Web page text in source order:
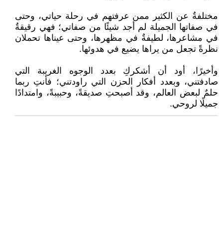
مختلفةٌ عن الكثير ممن عرفتهم في رحلة حياتي، وحتى
في صفاتها الجميلة لم أجد شيئًا من صفاتي؛ فهي رقيقةٌ
في مشاعرها، لطيفةٌ في مظهرها، وحتى عيناها تحملان
نظرةً تجعل من يراها يضيع في هدوئها.
وأخيرًا، أود أن أشكركِ بعدد الوجوه الغريبة التي
صادفتني، وبعدد أفكار الحزن التي راودتني؛ فأنتِ ربما
حلمٌ لبعض العالم، وقد أصبحتِ صديقةً، وحبيبةً، وامتدادًا
جميلًا لروحي.